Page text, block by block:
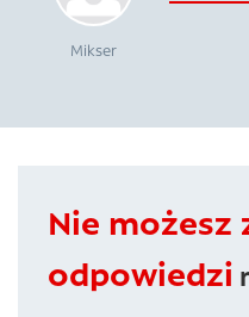
Mikser
Nie możesz
odpowiedzi